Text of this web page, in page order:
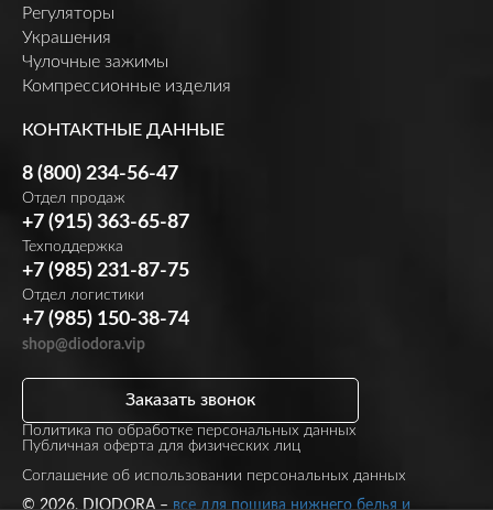
Регуляторы
Украшения
Чулочные зажимы
Компрессионные изделия
КОНТАКТНЫЕ ДАННЫЕ
8 (800) 234-56-47
Отдел продаж
+7 (915) 363-65-87
Техподдержка
+7 (985) 231-87-75
Отдел логистики
+7 (985) 150-38-74
shop@diodora.vip
Политика по обработке персональных данных
Публичная оферта для физических лиц
Заказать звонок
Соглашение об использовании персональных данных
© 2026, DIODORA –все для пошива нижнего белья и